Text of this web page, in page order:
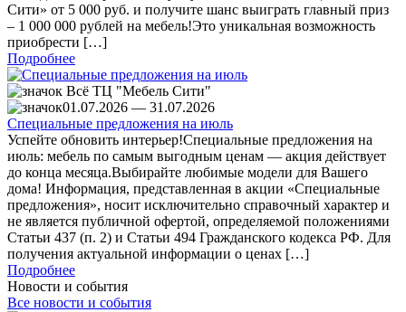
Сити» от 5 000 руб. и получите шанс выиграть главный приз
– 1 000 000 рублей на мебель!Это уникальная возможность
приобрести […]
Подробнее
Всё ТЦ "Мебель Сити"
01.07.2026 ― 31.07.2026
Специальные предложения на июль
Успейте обновить интерьер!Специальные предложения на
июль: мебель по самым выгодным ценам — акция действует
до конца месяца.Выбирайте любимые модели для Вашего
дома! Информация, представленная в акции «Специальные
предложения», носит исключительно справочный характер и
не является публичной офертой, определяемой положениями
Статьи 437 (п. 2) и Статьи 494 Гражданского кодекса РФ. Для
получения актуальной информации о ценах […]
Подробнее
Новости и события
Все новости и события